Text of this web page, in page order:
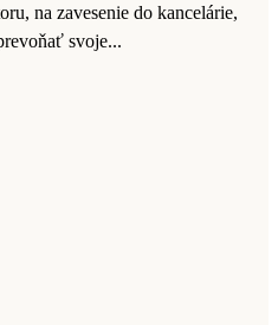
na zavesenie do kancelárie,
svoje...